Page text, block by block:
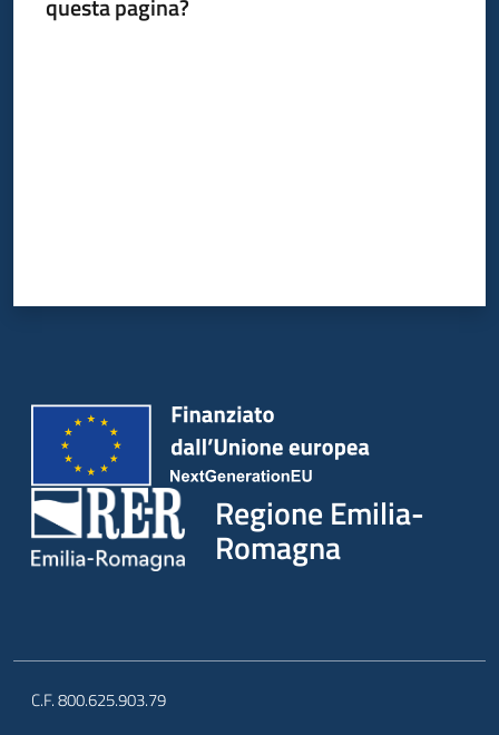
questa pagina?
Regione Emilia-
Romagna
C.F. 800.625.903.79